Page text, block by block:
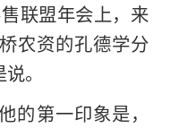
联盟年会上，来
农资的孔德学分
。
的第一印象是，